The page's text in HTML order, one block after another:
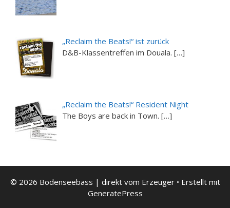
„Reclaim the Beats!“ ist zurück
D&B-Klassentreffen im Douala. […]
„Reclaim the Beats!“ Resident Night
The Boys are back in Town. […]
© 2026 Bodenseebass | direkt vom Erzeuger• Erstellt mit
GeneratePress